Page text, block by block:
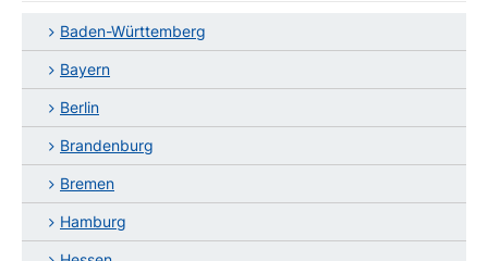
Baden-Württemberg
Bayern
Berlin
Brandenburg
Bremen
Hamburg